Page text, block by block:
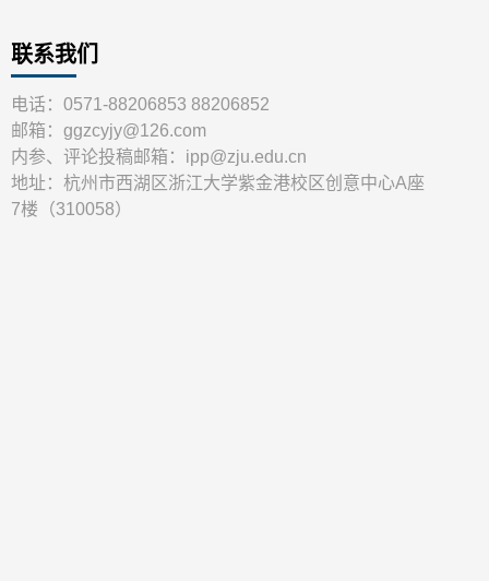
联系我们
电话：0571-88206853 88206852
邮箱：ggzcyjy@126.com
内参、评论投稿邮箱：ipp@zju.edu.cn
地址：杭州市西湖区浙江大学紫金港校区创意中心A座
7楼（310058）